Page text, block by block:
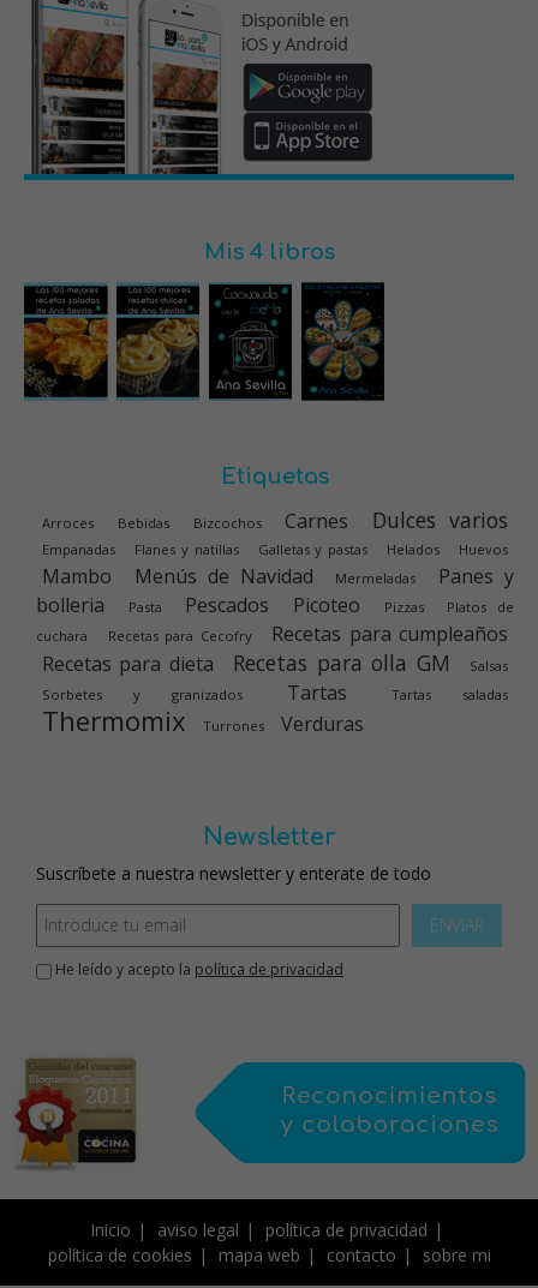
Mis 4 libros
Etiquetas
Arroces Bebidas Bizcochos Carnes Dulces varios
Empanadas Flanes y natillas Galletas y pastas Helados Huevos
Mambo Menús de Navidad Mermeladas
Panes y
bolleria
Pasta Pescados Picoteo Pizzas
Platos de
cuchara
Recetas para Cecofry
Recetas para cumpleaños
Recetas para dieta
Recetas para olla GM
Salsas
Sorbetes y granizados
Tartas Tartas saladas
Thermomix Turrones Verduras
Newsletter
Suscríbete a nuestra newsletter y enterate de todo
ENVIAR
He leído y acepto la política de privacidad
Inicio aviso legal
política de privacidad
política de cookies
mapa web contacto sobre mi